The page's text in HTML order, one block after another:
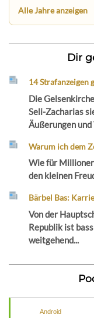
Alle Jahre anzeigen
Dir
14 Strafanzeigen
Die
Seli-Zacharias
Äußerungen
Warum ich dem
Wie für
den kleinen
Bärbel Bas:
Von der
Republik ist
weitgehend...
Android